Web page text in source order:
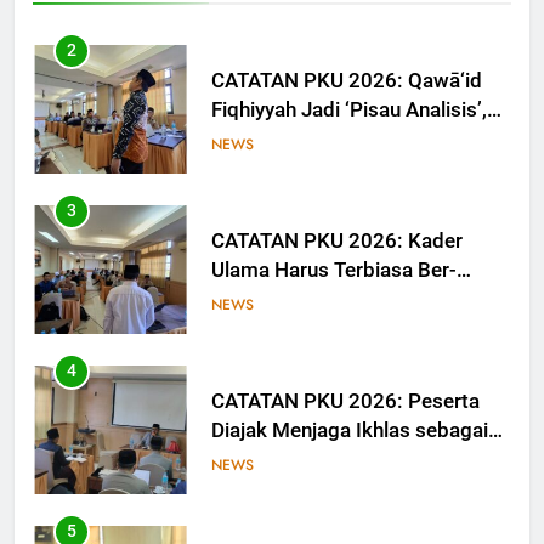
2
CATATAN PKU 2026: Qawā‘id
Fiqhiyyah Jadi ‘Pisau Analisis’,
Anggota PKU Hadapi Persoalan
NEWS
3
CATATAN PKU 2026: Kader
Ulama Harus Terbiasa Ber-
Munāẓarah
NEWS
4
CATATAN PKU 2026: Peserta
Diajak Menjaga Ikhlas sebagai
Ruh Ibadah
NEWS
5